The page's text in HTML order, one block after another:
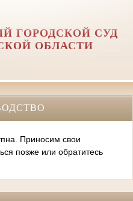
ГОРОДСКОЙ СУД
ОБЛАСТИ
Приносим свои
позже или обратитесь